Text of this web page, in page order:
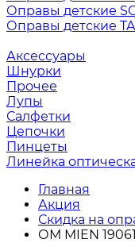
Оправы детские
Оправы детские
Аксессуары
Шнурки
Прочее
Лупы
Салфетки
Цепочки
Пинцеты
Линейка
Главная
Акция
Скидка на
ОМ MIEN